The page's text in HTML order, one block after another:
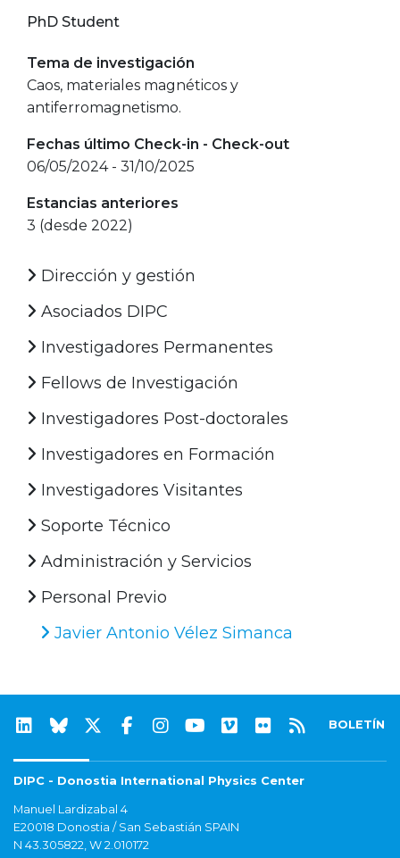
PhD Student
Tema de investigación
Caos, materiales magnéticos y
antiferromagnetismo.
Fechas último Check-in - Check-out
06/05/2024 - 31/10/2025
Estancias anteriores
3 (desde 2022)
Dirección y gestión
Asociados DIPC
Investigadores Permanentes
Fellows de Investigación
Investigadores Post-doctorales
Investigadores en Formación
Investigadores Visitantes
Soporte Técnico
Administración y Servicios
Personal Previo
Javier Antonio Vélez Simanca
BOLETÍN
DIPC - Donostia International Physics Center
Manuel Lardizabal 4
E20018 Donostia / San Sebastián SPAIN
N 43.305822, W 2.010172